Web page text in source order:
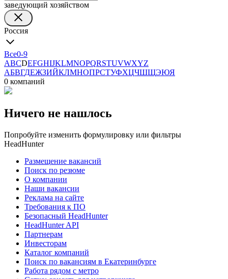
заведующий хозяйством
Россия
Все0-9
ABCDEFGHIJKLMNOPQRSTUVWXYZ
АБВГДЕЖЗИЙКЛМНОПРСТУФХЦЧШЩЭЮЯ
0 компаний
Ничего не нашлось
Попробуйте изменить формулировку или фильтры
HeadHunter
Размещение вакансий
Поиск по резюме
О компании
Наши вакансии
Реклама на сайте
Требования к ПО
Безопасный HeadHunter
HeadHunter API
Партнерам
Инвесторам
Каталог компаний
Поиск по вакансиям в Екатеринбурге
Работа рядом с метро